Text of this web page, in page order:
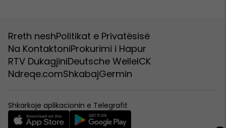
Rreth neshPolitikat e Privatësisë
Na KontaktoniProkurimi i Hapur
RTV DukagjiniDeutsche WelleICK
Ndreqe.comShkabajGermin
Shkarkoje aplikacionin e Telegrafit